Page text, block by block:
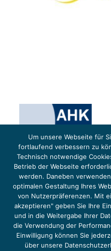
Das Projekt YOUNG ENERGY EUROPE wird
Die EUKI ist ein Förderinstrument des deutschen
Naturschutz und nukleare Sicherheit (BMUKN).
grenzüberschreitenden Dialogs sowie des Wissens-
um gemeinsam die Umsetzung des Paris
Um unsere Webseite für
fortlaufend verbessern zu
Technisch notwendige
Betrieb der Webseite
werden. Daneben
optimalen Gestaltung Ihres
von Nutzerpräferenzen. Mit
akzeptieren" geben Sie Ihre
und in die Weitergabe Ihrer
die Verwendung der
Einwilligung können Sie
über unsere